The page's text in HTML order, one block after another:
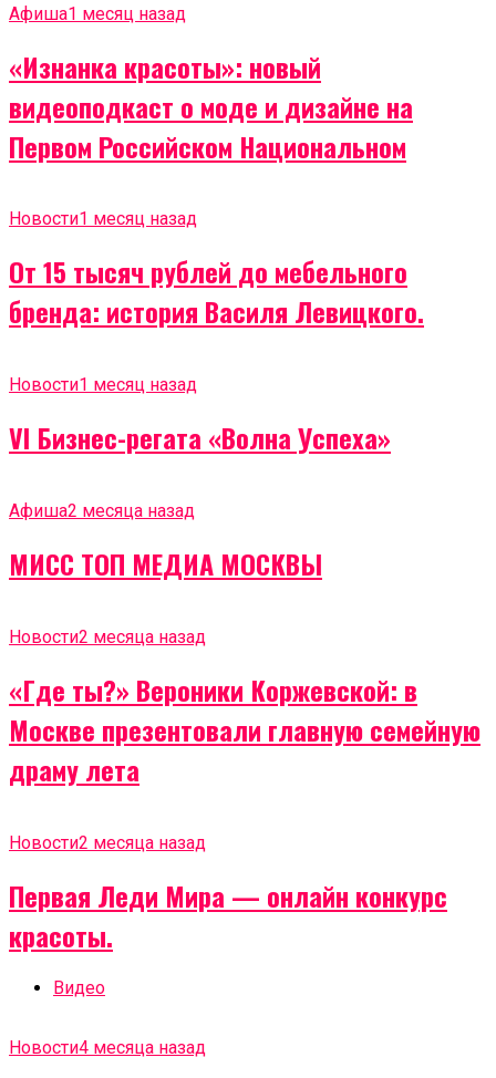
Афиша1 месяц назад
«Изнанка красоты»: новый
видеоподкаст о моде и дизайне на
Первом Российском Национальном
Новости1 месяц назад
От 15 тысяч рублей до мебельного
бренда: история Василя Левицкого.
Новости1 месяц назад
VI Бизнес-регата «Волна Успеха»
Афиша2 месяца назад
МИСС ТОП МЕДИА МОСКВЫ
Новости2 месяца назад
«Где ты?» Вероники Коржевской: в
Москве презентовали главную семейную
драму лета
Новости2 месяца назад
Первая Леди Мира — онлайн конкурс
красоты.
Видео
Новости4 месяца назад